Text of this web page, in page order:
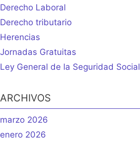
Derecho Laboral
Derecho tributario
Herencias
Jornadas Gratuitas
Ley General de la Seguridad Social
ARCHIVOS
marzo 2026
enero 2026